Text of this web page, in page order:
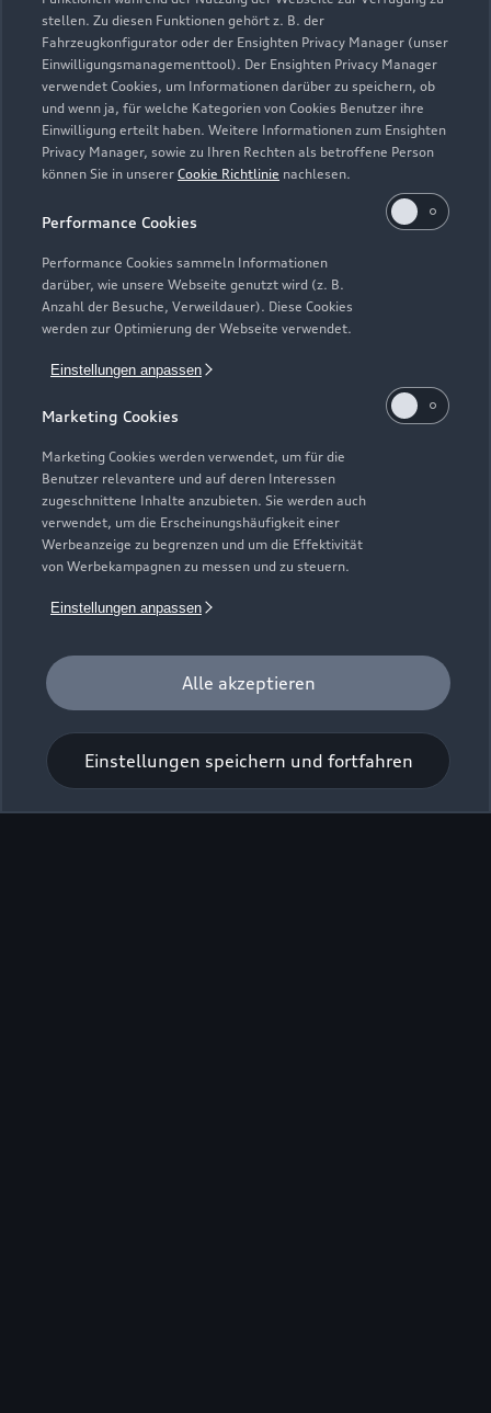
stellen. Zu diesen Funktionen gehört z. B. der
Fahrzeugkonfigurator oder der Ensighten Privacy Manager (unser
Einwilligungsmanagementtool). Der Ensighten Privacy Manager
verwendet Cookies, um Informationen darüber zu speichern, ob
und wenn ja, für welche Kategorien von Cookies Benutzer ihre
Einwilligung erteilt haben. Weitere Informationen zum Ensighten
Privacy Manager, sowie zu Ihren Rechten als betroffene Person
können Sie in unserer Cookie Richtlinie nachlesen.
Performance Cookies
Performance Cookies sammeln Informationen
darüber, wie unsere Webseite genutzt wird (z. B.
Anzahl der Besuche, Verweildauer). Diese Cookies
werden zur Optimierung der Webseite verwendet.
Einstellungen anpassen
Marketing Cookies
Marketing Cookies werden verwendet, um für die
Benutzer relevantere und auf deren Interessen
zugeschnittene Inhalte anzubieten. Sie werden auch
verwendet, um die Erscheinungshäufigkeit einer
Werbeanzeige zu begrenzen und um die Effektivität
von Werbekampagnen zu messen und zu steuern.
Einstellungen anpassen
Alle akzeptieren
Einstellungen speichern und fortfahren
Zur Reparatur
Zur Inspektion
Zurück nach oben
Modelle
Modelle vergleichen
Elektromodelle
Plug-in-Hybride
Neuwagensuche
Gebrauchtwagensuche
Service & Zubehör
Saisonale Angebote
Audi Services
Support